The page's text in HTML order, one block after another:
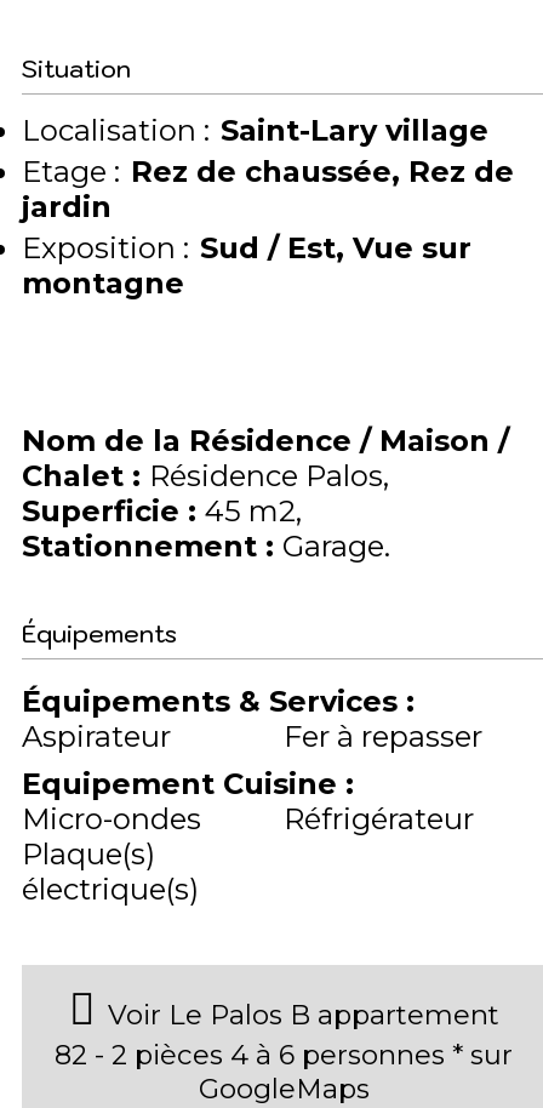
Situation
Localisation : Saint-Lary village
Etage : Rez de chaussée Rez de
jardin
Exposition : Sud / Est Vue sur
montagne
Nom de la Résidence / Maison /
Chalet : Résidence Palos
Superficie : 45 m2
Stationnement : Garage
Équipements
Équipements & Services :
Aspirateur
Fer à repasser
Equipement Cuisine :
Micro-ondes
Réfrigérateur
Plaque(s)
électrique(s)
Voir Le Palos B appartement
82 - 2 pièces 4 à 6 personnes * sur
GoogleMaps